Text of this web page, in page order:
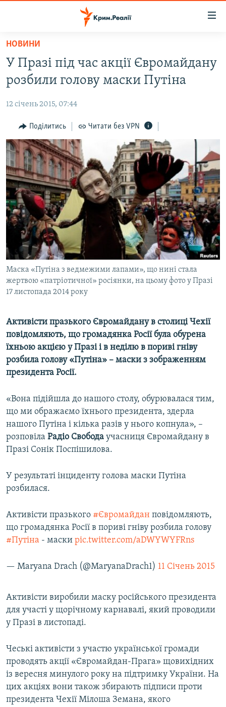
Перейти
основного
матеріалу
Перейти
до
навігації
Перейти
до
пошуку
ВОДА.КРИМ
ВІДЕО ТА ФОТО
ПОЛІТИКА
БЛОГИ
ПОГЛЯД
ІНТЕРВ'Ю
ВСЕ ЗА ДЕНЬ
СПЕЦПРОЕКТИ
ДЕПОРТАЦІЯ
ВІДЕОУРОКИ «ELIFBE»
СВІДЧЕННЯ ОКУПАЦІЇ
УКРАЇНСЬКА ПРОБЛЕМА КРИМУ
ІНФОГРАФІКА
ЯК ОБІЙТИ БЛОКУВАННЯ
Русский
Qırımtatar
ДОЛУЧАЙСЯ!
Усі сайти RFE/RL
НОВИНИ
У Празі під час акції Євромайдану
розбили голову маски Путіна
12 січень 2015, 07:44
Поділитись Читати без VPN
Маска «Путіна з ведмежими лапами», що нині стала
жертвою «патріотичної» росіянки, на цьому фото у Празі
17 листопада 2014 року
Активісти празького Євромайдану в столиці Чехії
повідомляють, що громадянка Росії була обурена
їхньою акцією у Празі і в неділю в пориві гніву
розбила голову «Путіна» – маски з зображенням
президента Росії.
«Вона підійшла до нашого столу, обурювалася тим,
що ми ображаємо їхнього президента, здерла
нашого Путіна і кілька разів у нього копнула», –
розповіла Радіо Свобода учасниця Євромайдану в
Празі Сонік Поспішилова.
У результаті інциденту голова маски Путіна
розбилася.
Активісти празького #Євромайдан повідомляють,
що громадянка Росії в пориві гніву розбила голову
#Путіна - маски pic.twitter.com/aDWYWYFRns
— Maryana Drach (@MaryanaDrach1) 11 Січень 2015
Активісти виробили маску російського президента
для участі у щорічному карнавалі, який проводили
у Празі в листопаді.
Чеські активісти з участю української громади
проводять акції «Євромайдан-Прага» щовихідних
із вересня минулого року на підтримку України. На
цих акціях вони також збирають підписи проти
президента Чехії Мілоша Земана, якого